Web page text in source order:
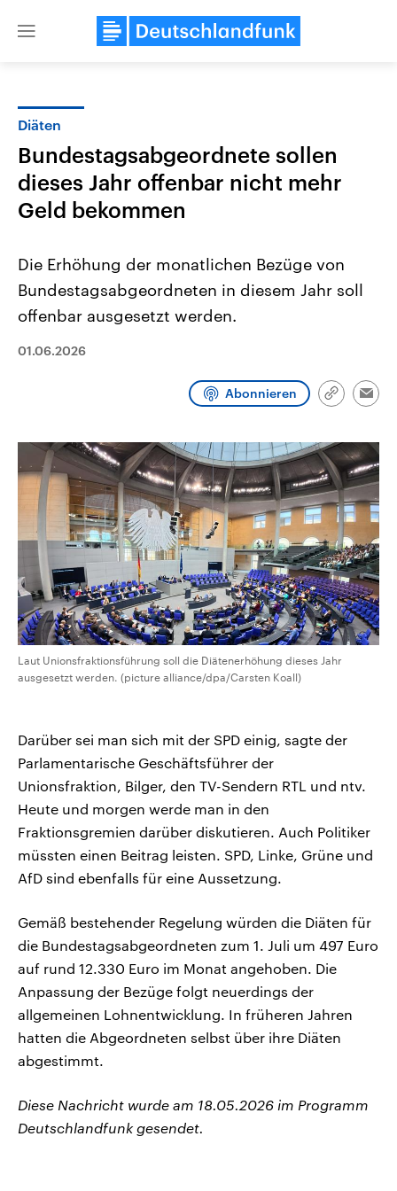
Close
Landtagswahl Sachsen-Anhalt
2026
Sachsen-Anhalt wählt am 6.
Bundesland von einer Koalition aus
und Hintergründe zu den Parteien
und Kandidaten der anstehenden
Wahl.
den mächtigsten Ländern
mit großem Einfluss auf
aktuelle Weltgeschehen.
Sendungen Programm Podcasts
Audio-Archiv
Diäten
Bundestagsabgeordnete sollen
dieses Jahr offenbar nicht mehr
Geld bekommen
Die Erhöhung der monatlichen Bezüge von
Bundestagsabgeordneten in diesem Jahr soll
offenbar ausgesetzt werden.
01.06.2026
Abonnieren
Link
Laut Unionsfraktionsführung soll die Diätenerhöhung dieses Jahr
ausgesetzt werden. (picture alliance/dpa/Carsten Koall)
Darüber sei man sich mit der SPD einig, sagte der
Parlamentarische Geschäftsführer der
Unionsfraktion, Bilger, den TV-Sendern RTL und ntv.
Heute und morgen werde man in den
Fraktionsgremien darüber diskutieren. Auch Politiker
müssten einen Beitrag leisten. SPD, Linke, Grüne und
AfD sind ebenfalls für eine Aussetzung.
Gemäß bestehender Regelung würden die Diäten für
die Bundestagsabgeordneten zum 1. Juli um 497 Euro
auf rund 12.330 Euro im Monat angehoben. Die
Anpassung der Bezüge folgt neuerdings der
allgemeinen Lohnentwicklung. In früheren Jahren
hatten die Abgeordneten selbst über ihre Diäten
abgestimmt.
Diese Nachricht wurde am 18.05.2026 im Programm
Deutschlandfunk gesendet.